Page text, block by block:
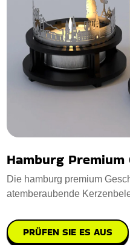
Hamburg Premium
Die hamburg premium
atemberaubende
PRÜFEN SIE ES AUS